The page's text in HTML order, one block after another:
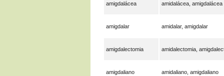
amigdalácea amidalácea, amigdalácea
amigdalar amidalar, amigdalar
amigdalectomia amidalectomia,
amigdaliano amidaliano, amigdaliano